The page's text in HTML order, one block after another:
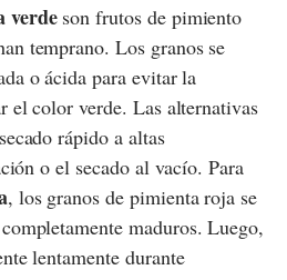
verdeson frutos de pimiento
temprano. Los granos se
o ácida para evitar la
el color verde. Las alternativas
rápido a altas
o el secado al vacío. Para
, los granos de pimienta roja se
maduros. Luego,
lentamente durante